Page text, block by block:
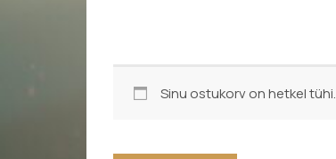
Sinu ostukorv on hetkel tühi.